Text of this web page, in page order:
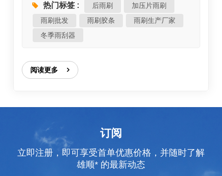
装角度等因素引起。你可以根据下表快速自查和
解决问题： 异响类型/现象 最可能的原因 解决方
法（从易到难） 尖锐摩擦/啸叫声 1. 胶条老化、
度压力不当 1. 清洁玻璃：用专用油膜清洁剂彻
底清洗前挡玻璃。2. 清洁胶条：用湿布或蘸酒精
3. 雨刮臂角度（压力）失准 1. 深度清洁玻璃
（同上）。2. 检查并复位雨刮臂：轻抬雨刮臂看
其是否平顺贴服玻璃。3. 手动调整雨刮臂角度：
热门标签 : 后雨刷
加压片雨刷
雨刷批发
雨刷胶条
雨刷生产厂家
冬季雨刮器
阅读更多
订阅
立即注册，即可享受首单优惠价格，并随时了解
雄顺* 的最新动态